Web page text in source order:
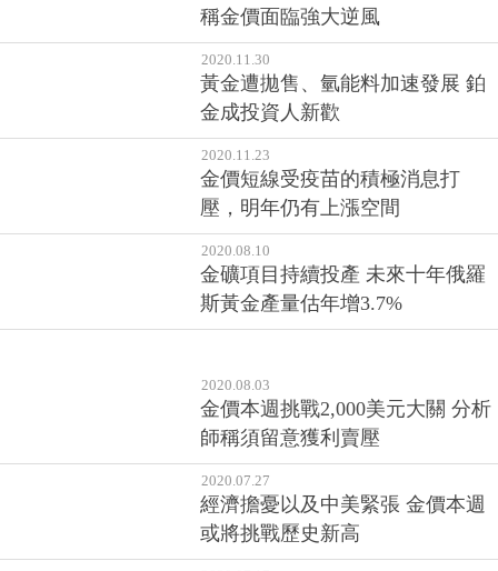
稱金價面臨強大逆風
2020.11.30
黃金遭拋售、氫能料加速發展 鉑
金成投資人新歡
2020.11.23
金價短線受疫苗的積極消息打
壓，明年仍有上漲空間
2020.08.10
金礦項目持續投產 未來十年俄羅
斯黃金產量估年增3.7%
2020.08.03
金價本週挑戰2,000美元大關 分析
師稱須留意獲利賣壓
2020.07.27
經濟擔憂以及中美緊張 金價本週
或將挑戰歷史新高